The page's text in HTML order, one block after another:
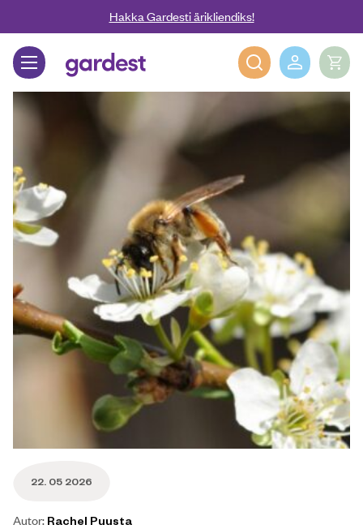
Liigu edasi põhisisu juurdeHakka Gardesti ärikliendiks!
Gardest
Blogi info
22. 05 2026
Autor: Rachel Puusta